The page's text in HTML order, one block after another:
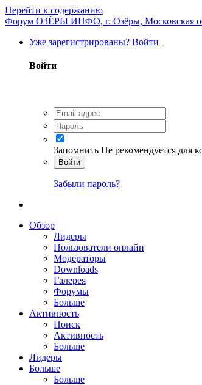
Перейти к содержанию
Форум ОЗЁРЫ ИНФО, г. Озёры, Московская
Уже зарегистрированы? Войти
Войти
Запомнить Не рекомендуется для
Войти
Забыли пароль?
Обзор
Лидеры
Пользователи онлайн
Модераторы
Downloads
Галерея
Форумы
Больше
Активность
Поиск
Активность
Больше
Лидеры
Больше
Больше